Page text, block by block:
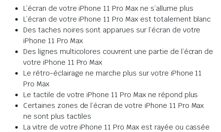
L’écran de votre iPhone 11 Pro Max ne s’allume plus
L’écran de votre iPhone 11 Pro Max est totalement blanc
Des taches noires sont apparues sur l’écran de votre
iPhone 11 Pro Max
Des lignes multicolores couvrent une partie de l’écran de
votre iPhone 11 Pro Max
Le rétro-éclairage ne marche plus sur votre iPhone 11
Pro Max
Le tactile de votre iPhone 11 Pro Max ne répond plus
Certaines zones de l’écran de votre iPhone 11 Pro Max
ne sont plus tactiles
La vitre de votre iPhone 11 Pro Max est rayée ou cassée